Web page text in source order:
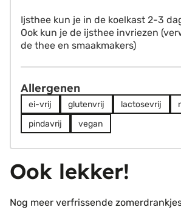
Ijsthee kun je in de koelkast 2-3
Ook kun je de ijsthee invriezen
de thee en smaakmakers)
Allergenen
ei-vrij glutenvrij lactosevrij
pindavrij
vegan
Ook lekker!
Nog meer verfrissende